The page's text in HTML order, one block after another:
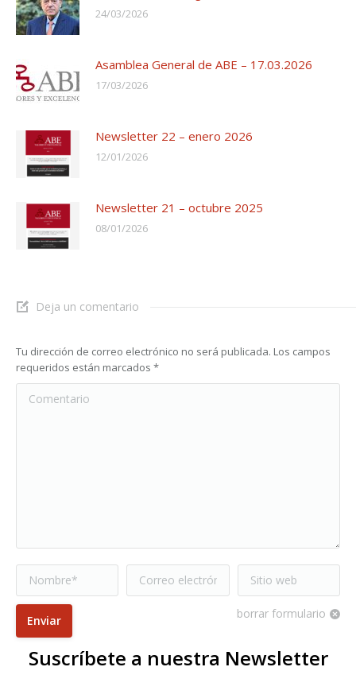
24/03/2026
Asamblea General de ABE – 17.03.2026
17/03/2026
Newsletter 22 – enero 2026
12/01/2026
Newsletter 21 – octubre 2025
08/01/2026
Deja un comentario
Tu dirección de correo electrónico no será publicada. Los campos
requeridos están marcados *
Comentario
Nombre *
Correo electrónico
*
Sitio web
borrar formulario
Enviar
Suscríbete a nuestra Newsletter